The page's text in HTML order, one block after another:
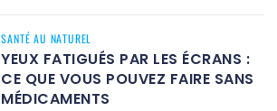
SANTÉ AU NATUREL
YEUX FATIGUÉS PAR LES ÉCRANS :
CE QUE VOUS POUVEZ FAIRE SANS
MÉDICAMENTS